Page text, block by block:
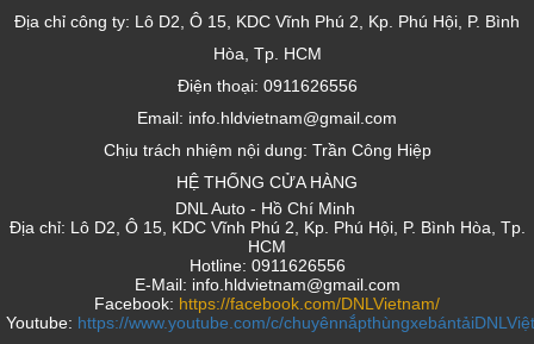
Địa chỉ công ty: Lô D2, Ô 15, KDC Vĩnh Phú 2, Kp. Phú Hội, P. Bình
Hòa, Tp. HCM
Điện thoại: 0911626556
Email: info.hldvietnam@gmail.com
Chịu trách nhiệm nội dung: Trần Công Hiệp
HỆ THỐNG CỬA HÀNG
DNL Auto - Hồ Chí Minh
Địa chỉ: Lô D2, Ô 15, KDC Vĩnh Phú 2, Kp. Phú Hội, P. Bình Hòa, Tp.
HCM
Hotline: 0911626556
E-Mail: info.hldvietnam@gmail.com
Facebook: https://facebook.com/DNLVietnam/
Youtube: https://www.youtube.com/c/